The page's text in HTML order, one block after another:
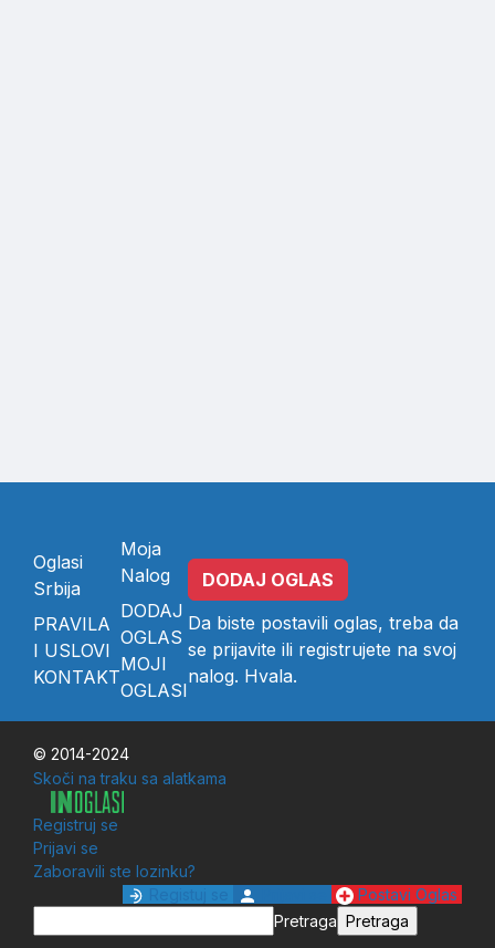
Oglasi
Srbija
PRAVILA
I USLOVI
KONTAKT
Moja
Nalog
DODAJ
OGLAS
MOJI
OGLASI
DODAJ OGLAS
Da biste postavili oglas, treba da
se prijavite ili registrujete na svoj
nalog. Hvala.
© 2014-2024
Skoči na traku sa alatkama
Registruj se
Prijavi se
Zaboravili ste lozinku?
Postavi Oglas
Pretraga